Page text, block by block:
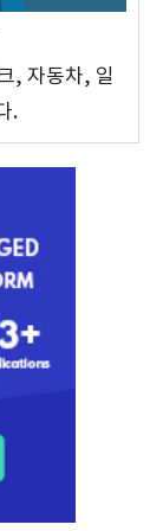
, 자동차, 일
.